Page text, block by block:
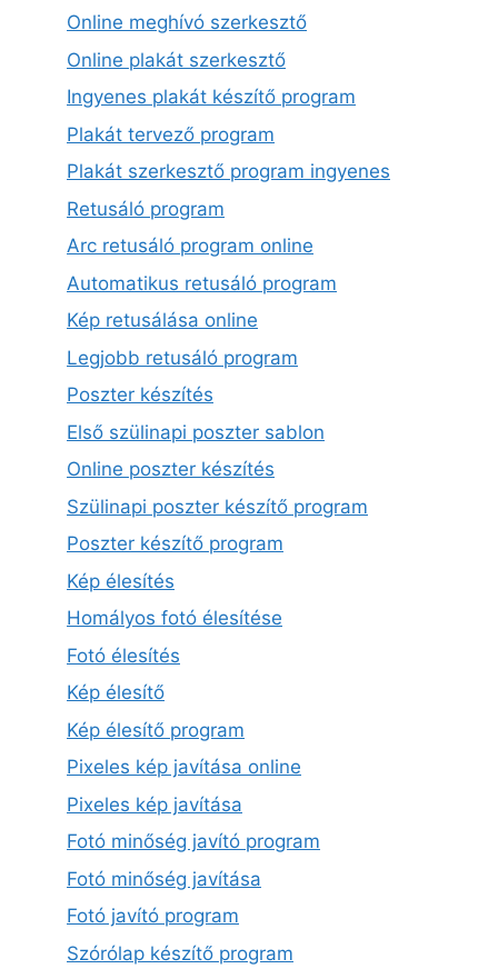
Online meghívó szerkesztő
Online plakát szerkesztő
Ingyenes plakát készítő program
Plakát tervező program
Plakát szerkesztő program ingyenes
Retusáló program
Arc retusáló program online
Automatikus retusáló program
Kép retusálása online
Legjobb retusáló program
Poszter készítés
Első szülinapi poszter sablon
Online poszter készítés
Szülinapi poszter készítő program
Poszter készítő program
Kép élesítés
Homályos fotó élesítése
Fotó élesítés
Kép élesítő
Kép élesítő program
Pixeles kép javítása online
Pixeles kép javítása
Fotó minőség javító program
Fotó minőség javítása
Fotó javító program
Szórólap készítő program